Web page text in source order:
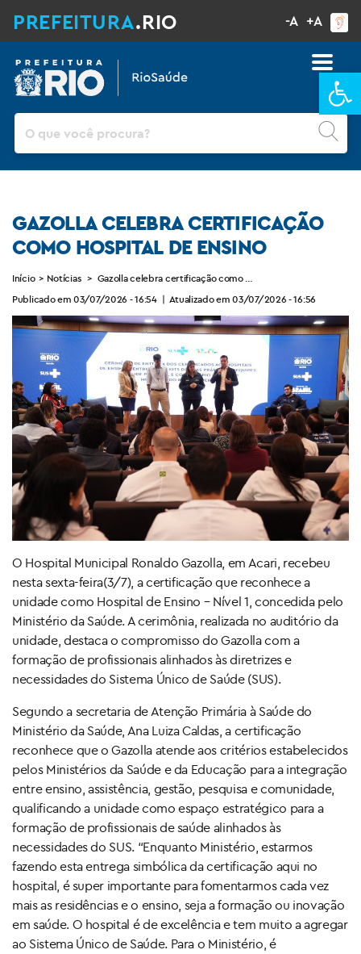
PREFEITURA.RIO -A +A
GAZOLLA CELEBRA CERTIFICAÇÃO
COMO HOSPITAL DE ENSINO
Início > Notícias > Gazolla celebra certificação como Hospital de Ensino
Publicado em 03/07/2026 - 16:54 | Atualizado em 03/07/2026 - 16:56
O Hospital Municipal Ronaldo Gazolla, em Acari, recebeu
nesta sexta-feira(3/7), a certificação que reconhece a
unidade como Hospital de Ensino – Nível 1, concedida pelo
Ministério da Saúde. A cerimônia, realizada no auditório da
unidade, destaca o compromisso do Gazolla com a
formação de profissionais alinhados às diretrizes e
necessidades do Sistema Único de Saúde (SUS).
Segundo a secretaria de Atenção Primária à Saúde do
Ministério da Saúde, Ana Luiza Caldas, a certificação
reconhece que o Gazolla atende aos critérios estabelecidos
pelos Ministérios da Saúde e da Educação para a integração
entre ensino, assistência, gestão, pesquisa e comunidade,
qualificando a unidade como espaço estratégico para a
formação de profissionais de saúde alinhados às
necessidades do SUS. “Enquanto Ministério, estarmos
fazendo esta entrega simbólica da certificação aqui no
hospital, é super importante para fomentarmos cada vez
mais as residências e o ensino, seja a formação ou inovação
em saúde. O hospital é de excelência e tem muito a agregar
ao Sistema Único de Saúde. Para o Ministério, é